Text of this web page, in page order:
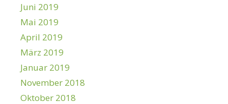
Juni 2019
Mai 2019
April 2019
März 2019
Januar 2019
November 2018
Oktober 2018